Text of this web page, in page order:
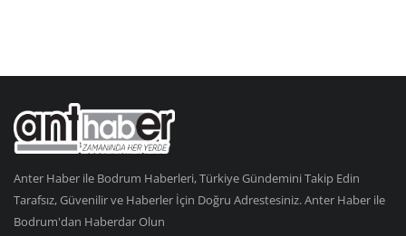
Anter Haber ile Bodrum Haberleri, Türkiye Gündemini Takip Edin
Tarafsız, Güvenilir ve Haberler İçin Doğru Adrestesiniz. Anter Haber ile
Bodrum'dan Haberdar Olun